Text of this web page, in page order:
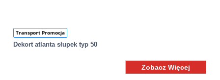
Transport Promocja
Dekort atlanta słupek typ 50
Zobacz Więcej